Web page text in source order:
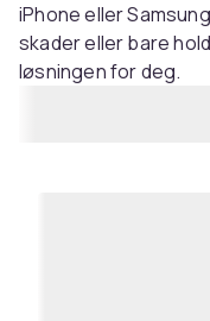
iPhone eller
skader eller bare
løsningen for deg.